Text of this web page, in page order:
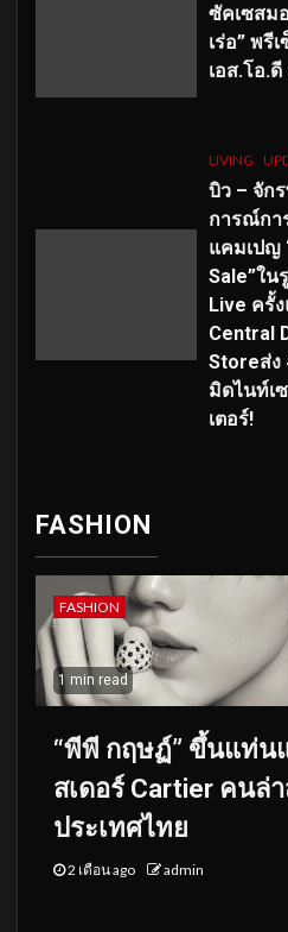
ซัคเซสม
เร่อ” พรี
เอส.โอ.ดี
LIVING
บิว – จัก
การณ์กา
แคมเปญ
Sale”ใน
Live ครั้
Central
Storeส่ง
มิดไนท์เ
เตอร์!
FASHION
FASHION
1 min read
“พีพี กฤษฏ์” ขึ้นแท่น
สเดอร์ Cartier คนล่
ประเทศไทย
2 เดือน ago admin